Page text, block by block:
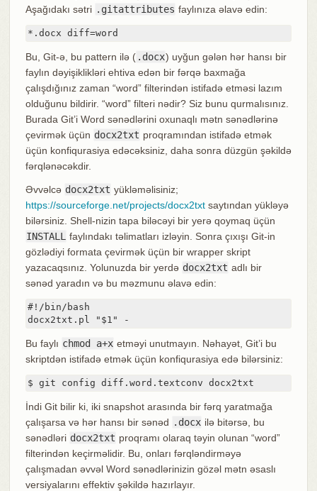
Aşağıdakı sətri .gitattributes faylınıza əlavə edin:
*.docx diff=word
Bu, Git-ə, bu pattern ilə ( .docx) uyğun gələn hər hansı bir
faylın dəyişiklikləri ehtiva edən bir fərqə baxmağa
çalışdığınız zaman “word” filterindən istifadə etməsi lazım
olduğunu bildirir. “word” filteri nədir? Siz bunu qurmalısınız.
Burada Git’i Word sənədlərini oxunaqlı mətn sənədlərinə
çevirmək üçün docx2txt proqramından istifadə etmək
üçün konfiqurasiya edəcəksiniz, daha sonra düzgün şəkildə
fərqlənəcəkdir.
Əvvəlcə docx2txt yükləməlisiniz;
https://sourceforge.net/projects/docx2txtsaytından yükləyə
bilərsiniz. Shell-nizin tapa biləcəyi bir yerə qoymaq üçün
INSTALL
faylındakı təlimatları izləyin. Sonra çıxışı Git-in
gözlədiyi formata çevirmək üçün bir wrapper skript
yazacaqsınız. Yolunuzda bir yerdə docx2txt adlı bir
sənəd yaradın və bu məzmunu əlavə edin:
#!/bin/bash
docx2txt.pl "$1" -
Bu faylı chmod a+x etməyi unutmayın. Nəhayət, Git’i bu
skriptdən istifadə etmək üçün konfiqurasiya edə bilərsiniz:
$ git config diff.word.textconv docx2txt
İndi Git bilir ki, iki snapshot arasında bir fərq yaratmağa
çalışarsa və hər hansı bir sənəd .docx ilə bitərsə, bu
sənədləri docx2txt proqramı olaraq təyin olunan “word”
filterindən keçirməlidir. Bu, onları fərqləndirməyə
çalışmadan əvvəl Word sənədlərinizin gözəl mətn əsaslı
versiyalarını effektiv şəkildə hazırlayır.